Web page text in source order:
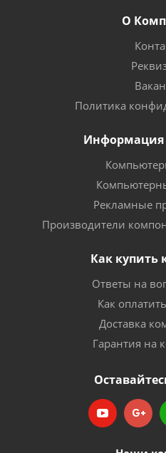
О
Политика
Информация
Рекламные
Производители
Как купить
Ответы на
Как
Доставка
Гарантия на